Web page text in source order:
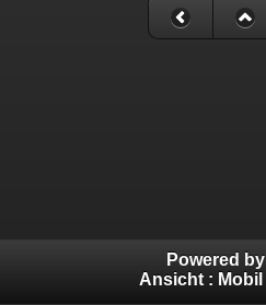
Powered by
Ansicht : Mobil